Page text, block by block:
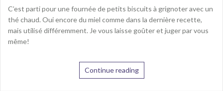
C’est parti pour une fournée de petits biscuits à grignoter avec un
thé chaud. Oui encore du miel comme dans la dernière recette,
mais utilisé différemment. Je vous laisse goûter et juger par vous
même!
Continue reading